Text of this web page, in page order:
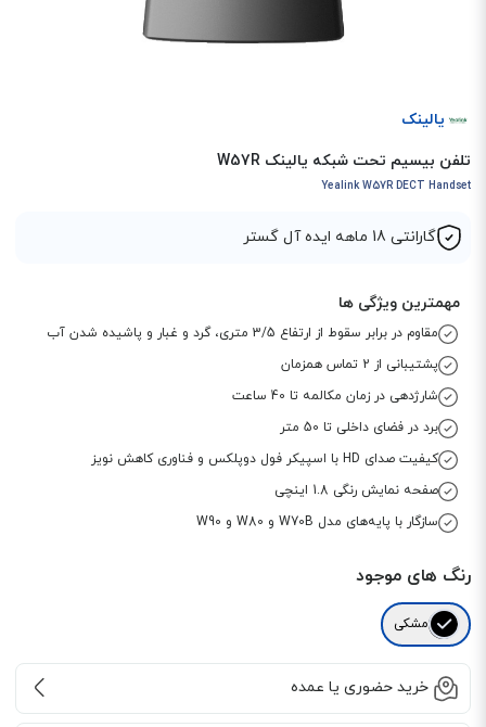
یالینک
تلفن بیسیم تحت شبکه یالینک W57R
Yealink W57R DECT Handset
گارانتی 18 ماهه ایده آل گستر
مهمترین ویژگی ها
مقاوم در برابر سقوط از ارتفاع 3/5 متری، گرد و غبار و پاشیده شدن آب
پشتیبانی از 2 تماس همزمان
شارژدهی در زمان مکالمه تا 40 ساعت
برد در فضای داخلی تا 50 متر
کیفیت صدای HD با اسپیکر فول دوپلکس و فناوری کاهش نویز
صفحه نمایش رنگی 1.8 اینچی
سازگار با پایه‌های مدل‌ W70B و W80 و W90
رنگ های موجود
مشکی
خرید حضوری یا عمده